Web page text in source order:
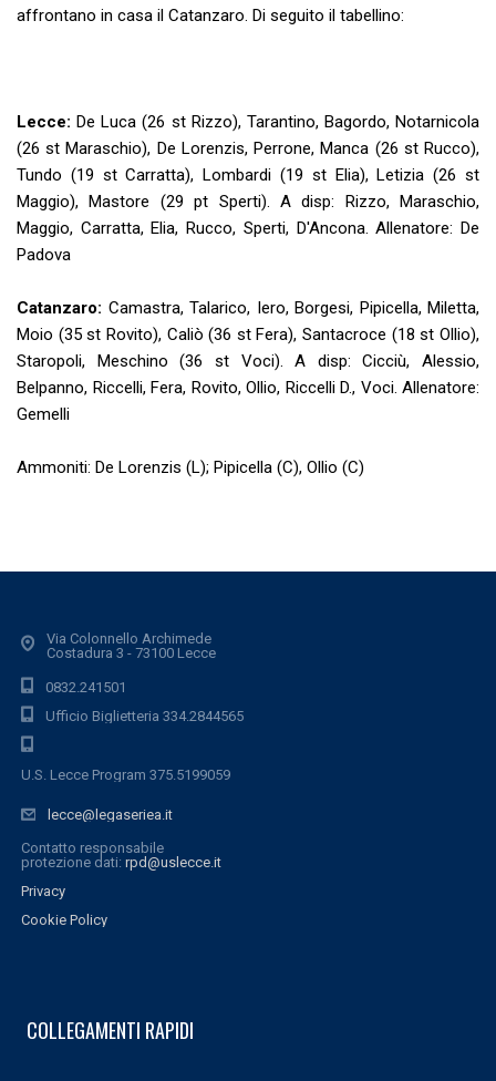
affrontano in casa il Catanzaro. Di seguito il tabellino:
Lecce:De Luca (26 st Rizzo), Tarantino, Bagordo, Notarnicola
(26 st Maraschio), De Lorenzis, Perrone, Manca (26 st Rucco),
Tundo (19 st Carratta), Lombardi (19 st Elia), Letizia (26 st
Maggio), Mastore (29 pt Sperti). A disp: Rizzo, Maraschio,
Maggio, Carratta, Elia, Rucco, Sperti, D'Ancona. Allenatore: De
Padova
Catanzaro: Camastra, Talarico, Iero, Borgesi, Pipicella, Miletta,
Moio (35 st Rovito), Caliò (36 st Fera), Santacroce (18 st Ollio),
Staropoli, Meschino (36 st Voci). A disp: Cicciù, Alessio,
Belpanno, Riccelli, Fera, Rovito, Ollio, Riccelli D., Voci. Allenatore:
Gemelli
Ammoniti: De Lorenzis (L); Pipicella (C), Ollio (C)
Via Colonnello Archimede
Costadura 3 - 73100 Lecce
0832.241501
Ufficio Biglietteria 334.2844565
U.S. Lecce Program 375.5199059
lecce@legaseriea.it
Contatto responsabile
protezione dati: rpd@uslecce.it
Privacy
Cookie Policy
COLLEGAMENTI RAPIDI